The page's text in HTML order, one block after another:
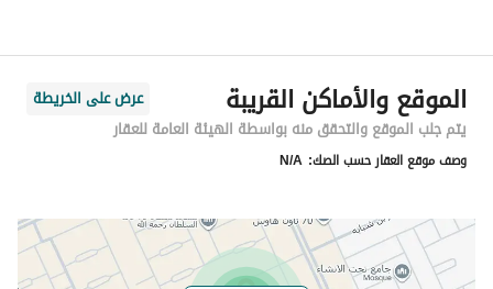
رقم المبنى
2956
الرقم الاضافي
خط العرض
24.665662434792807
خط الطول
46.7728041572811
الموقع والأماكن القريبة
عرض على الخريطة
يتم جلب الموقع والتحقق منه بواسطة الهيئة العامة للعقار
وصف موقع العقار حسب الصك: N/A